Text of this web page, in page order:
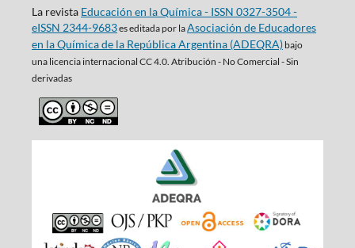
La revista Educación en la Química - ISSN 0327-3504 -
eISSN 2344-9683es editada por laAsociación de Educadores
en la Química de la República Argentina (ADEQRA)bajo
una licencia internacional CC 4.0. Atribución - No Comercial - Sin
derivadas